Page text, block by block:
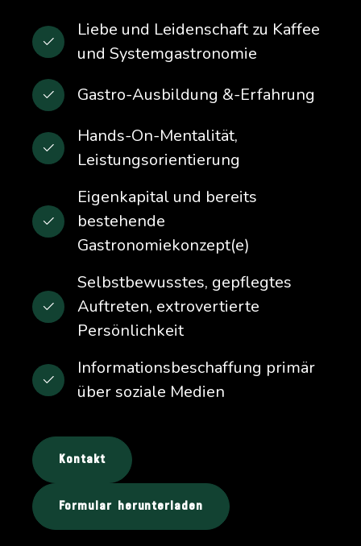
Liebe und Leidenschaft zu Kaffee
und Systemgastronomie
Gastro-Ausbildung &-Erfahrung
Hands-On-Mentalität,
Leistungsorientierung
Eigenkapital und bereits
bestehende
Gastronomiekonzept(e)
Selbstbewusstes, gepflegtes
Auftreten, extrovertierte
Persönlichkeit
Informationsbeschaffung primär
über soziale Medien
Kontakt
Formular herunterladen